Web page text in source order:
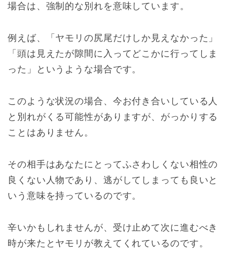
場合は、強制的な別れを意味しています。
例えば、「ヤモリの尻尾だけしか見えなかった」
「頭は見えたが隙間に入ってどこかに行ってしま
った」というような場合です。
このような状況の場合、今お付き合いしている人
と別れがくる可能性がありますが、がっかりする
ことはありません。
その相手はあなたにとってふさわしくない相性の
良くない人物であり、逃がしてしまっても良いと
いう意味を持っているのです。
辛いかもしれませんが、受け止めて次に進むべき
時が来たとヤモリが教えてくれているのです。